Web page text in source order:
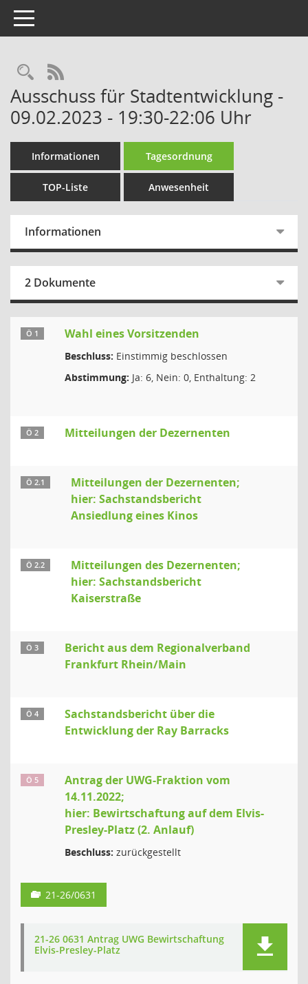
Toggle navigation
Rechercheauswahl
RSS-Feed
Ausschuss für Stadtentwicklung -
09.02.2023 - 19:30-22:06 Uhr
Informationen Tagesordnung
TOP-Liste Anwesenheit
Informationen
2 Dokumente
Ö 1 Wahl eines Vorsitzenden
Beschluss: Einstimmig beschlossen
Abstimmung: Ja: 6, Nein: 0, Enthaltung: 2
Ö 2 Mitteilungen der Dezernenten
Ö 2.1
Mitteilungen der Dezernenten;
hier: Sachstandsbericht
Ansiedlung eines Kinos
Ö 2.2
Mitteilungen des Dezernenten;
hier: Sachstandsbericht
Kaiserstraße
Ö 3
Bericht aus dem Regionalverband
Frankfurt Rhein/Main
Ö 4
Sachstandsbericht über die
Entwicklung der Ray Barracks
Ö 5
Antrag der UWG-Fraktion vom
14.11.2022;
hier: Bewirtschaftung auf dem Elvis-
Presley-Platz (2. Anlauf)
Beschluss: zurückgestellt
21-26/0631
21-26 0631 Antrag UWG Bewirtschaftung
Elvis-Presley-Platz